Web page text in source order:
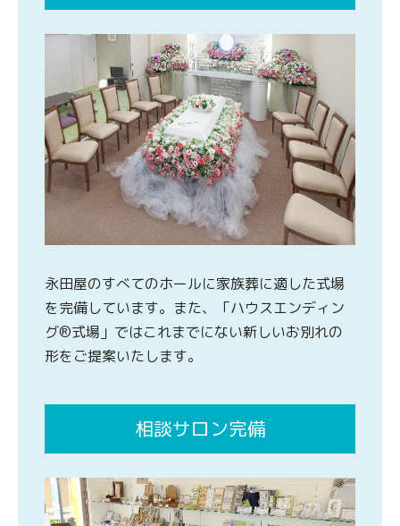
永田屋のすべてのホールに家族葬に適した式場
を完備しています。また、「ハウスエンディン
グ®式場」ではこれまでにない新しいお別れの
形をご提案いたします。
相談サロン完備